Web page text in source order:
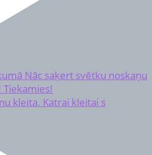
kleita. Katrai kleitai s